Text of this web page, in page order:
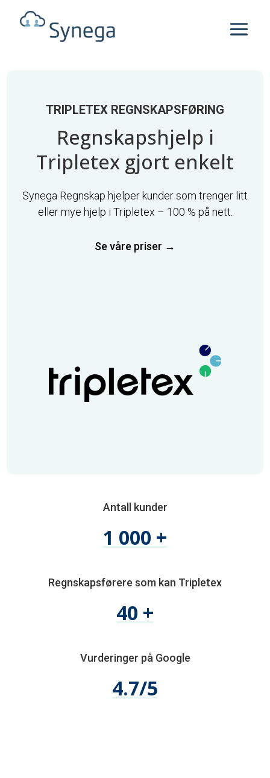
TRIPLETEX REGNSKAPSFØRING
Regnskapshjelp i
Tripletex gjort enkelt
Synega Regnskap hjelper kunder som trenger litt
eller mye hjelp i Tripletex – 100 % på nett.
Se våre priser →
Antall kunder
1 000 +
Regnskapsførere som kan Tripletex
40 +
Vurderinger på Google
4.7/5